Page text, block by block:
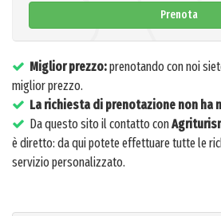
Prenota
Miglior prezzo:prenotando con noi
miglior prezzo.
La richiesta di prenotazione non ha
Da questo sito il contatto con
è diretto: da qui potete effettuare tutte le
servizio personalizzato.